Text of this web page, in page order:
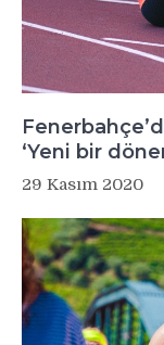
‘Yeni bir
29 Kasım 2020